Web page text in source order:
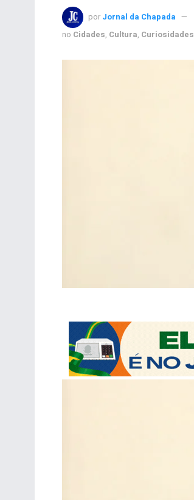
por Jornal da Chapada
no Cidades, Cultura, Curiosidades